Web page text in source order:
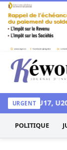
Aller au contenu
Kéwoulo, le
URGENT
CAN U17, U20
POLITIQUE